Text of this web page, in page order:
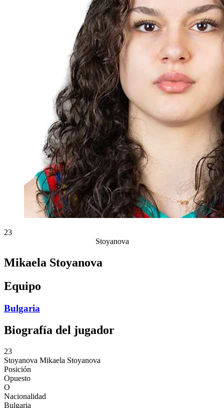
23
Stoyanova
Mikaela Stoyanova
Equipo
Bulgaria
Biografía del jugador
23
Stoyanova Mikaela Stoyanova
Posición
Opuesto
O
Nacionalidad
Bulgaria